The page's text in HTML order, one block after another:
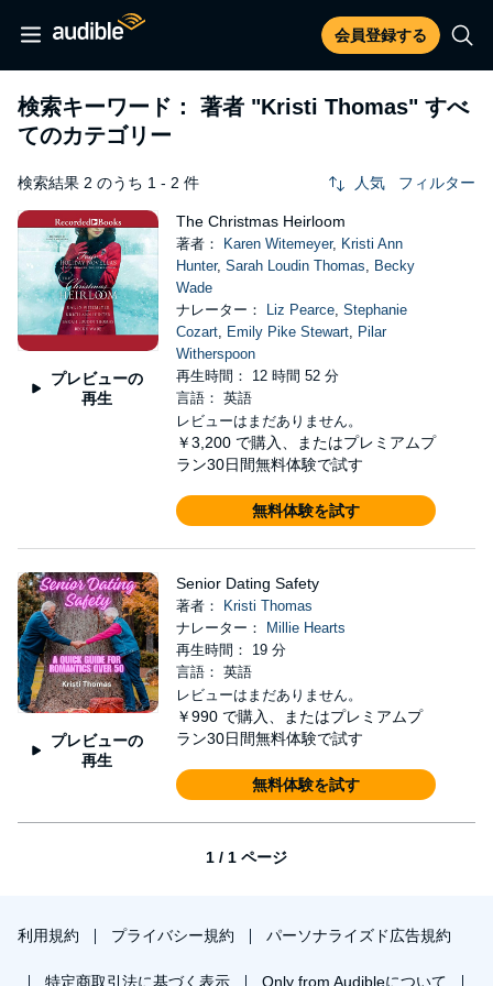
会員登録する
検索キーワード： 著者 "Kristi Thomas" すべ
てのカテゴリー
検索結果 2 のうち 1 - 2 件 人気 フィルター
プレビューの
再生
The Christmas Heirloom
著者： Karen Witemeyer, Kristi Ann
Hunter, Sarah Loudin Thomas, Becky
Wade
ナレーター：
Liz Pearce, Stephanie
Cozart, Emily Pike Stewart, Pilar
Witherspoon
再生時間： 12 時間 52 分
言語： 英語
レビューはまだありません。
￥3,200 で購入、またはプレミアムプ
ラン30日間無料体験で試す
無料体験を試す
プレビューの
再生
Senior Dating Safety
著者：
Kristi Thomas
ナレーター：
Millie Hearts
再生時間： 19 分
言語： 英語
レビューはまだありません。
￥990 で購入、またはプレミアムプ
ラン30日間無料体験で試す
無料体験を試す
1 / 1 ページ
利用規約 プライバシー規約 パーソナライズド広告規約
特定商取引法に基づく表示 Only from Audibleについて